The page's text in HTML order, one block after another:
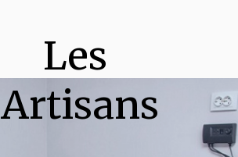
Les
Artisans